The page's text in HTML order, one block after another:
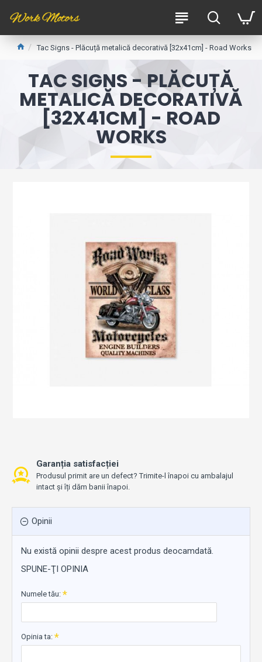
Tac Signs - Plăcuță metalică decorativă [32x41cm] - Road Works
TAC SIGNS - PLĂCUȚĂ
METALICĂ DECORATIVĂ
[32X41CM] - ROAD
WORKS
Garanția satisfacției
Produsul primit are un defect? Trimite-l înapoi cu ambalajul
intact și îți dăm banii înapoi.
Opinii
Nu există opinii despre acest produs deocamdată.
SPUNE-ŢI OPINIA
Numele tău:
Opinia ta: